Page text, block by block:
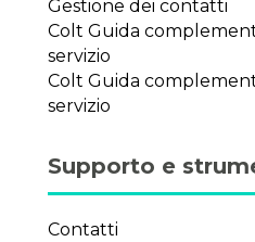
Gestione dei contatti
Colt Guida
servizio
Colt Guida
servizio
Supporto e
Contatti